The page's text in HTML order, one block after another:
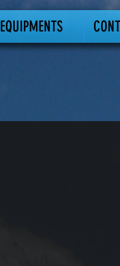
EQUIPMENTS